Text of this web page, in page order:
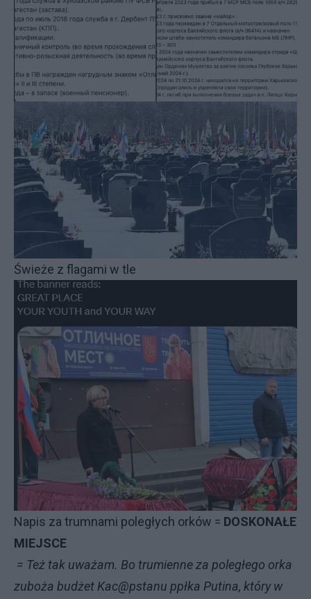
Świeże z flagami w tle
Napis za trumnami poległych orków = DOSKONAŁE
MIEJSCE
= Też tak uważam. Bo trumienne za poległego orka
zuboża budżet Kac@pstanu ppłka Putina, który w